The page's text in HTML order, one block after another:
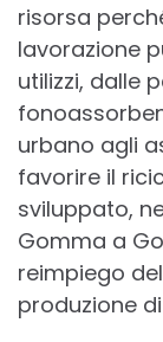
risorsa
lavorazione
utilizzi, dalle
urbano agli
favorire il
sviluppato,
Gomma a
reimpiego
produzione